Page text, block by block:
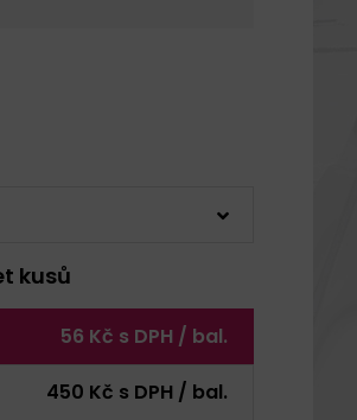
kusů
56 Kč s DPH / bal.
450 Kč s DPH / bal.